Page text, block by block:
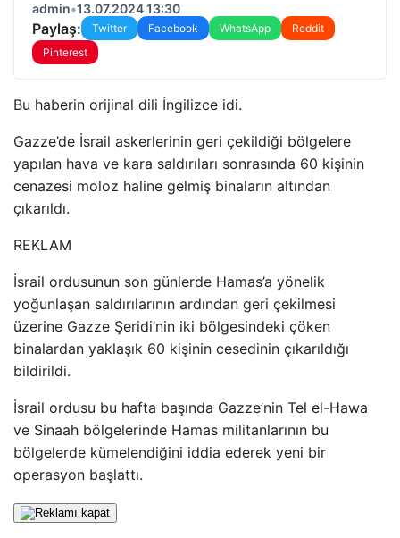
admin•13.07.2024 13:30
Paylaş: Twitter Facebook WhatsApp
Reddit
Pinterest
Bu haberin orijinal dili İngilizce idi.
Gazze’de İsrail askerlerinin geri çekildiği bölgelere
yapılan hava ve kara saldırıları sonrasında 60 kişinin
cenazesi moloz haline gelmiş binaların altından
çıkarıldı.
REKLAM
İsrail ordusunun son günlerde Hamas’a yönelik
yoğunlaşan saldırılarının ardından geri çekilmesi
üzerine Gazze Şeridi’nin iki bölgesindeki çöken
binalardan yaklaşık 60 kişinin cesedinin çıkarıldığı
bildirildi.
İsrail ordusu bu hafta başında Gazze’nin Tel el-Hawa
ve Sinaah bölgelerinde Hamas militanlarının bu
bölgelerde kümelendiğini iddia ederek yeni bir
operasyon başlattı.